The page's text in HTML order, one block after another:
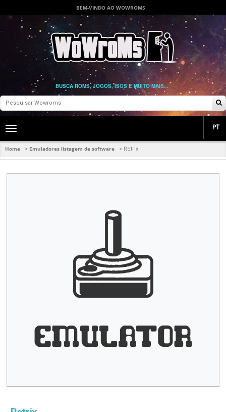
BEM-VINDO AO WOWROMS
BUSCA ROMS, JOGOS, ISOS E MUITO MAIS...
Toggle
navigation
PT
Home > Emuladores listagem de software > Retrix